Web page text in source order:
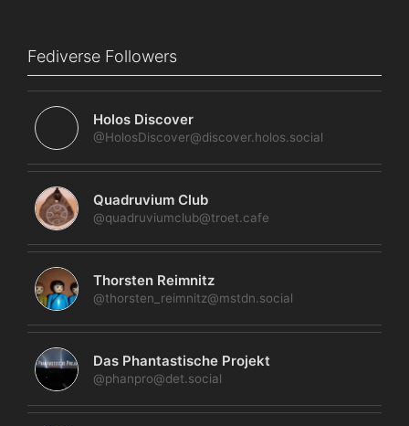
Fediverse Followers
Holos Discover
@HolosDiscover@discover.holos.social
Quadruvium Club
@quadruviumclub@troet.cafe
Thorsten Reimnitz
@thorsten_reimnitz@mstdn.social
Das Phantastische Projekt
@phanpro@det.social